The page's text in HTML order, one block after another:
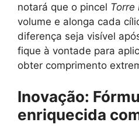
notará que o pincel Torre
volume e alonga cada
diferença seja visível
fique à vontade para
obter comprimento
Inovação:
enriquecida